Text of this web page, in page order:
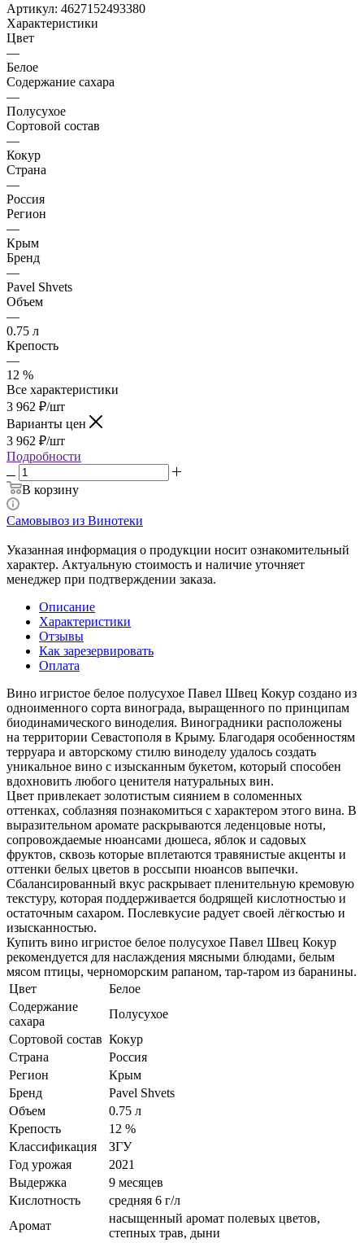
Артикул: 4627152493380
Характеристики
Цвет
—
Белое
Содержание сахара
—
Полусухое
Сортовой состав
—
Кокур
Страна
—
Россия
Регион
—
Крым
Бренд
—
Pavel Shvets
Объем
—
0.75 л
Крепость
—
12 %
Все характеристики
3 962 ₽/шт
Варианты цен
3 962 ₽/шт
Подробности
В корзину
Самовывоз из Винотеки
Указанная информация о продукции носит ознакомительный
характер. Актуальную стоимость и наличие уточняет
менеджер при подтверждении заказа.
Описание
Характеристики
Отзывы
Как зарезервировать
Оплата
Вино игристое белое полусухое Павел Швец Кокур создано из
одноименного сорта винограда, выращенного по принципам
биодинамического виноделия. Виноградники расположены
на территории Севастополя в Крыму. Благодаря особенностям
терруара и авторскому стилю виноделу удалось создать
уникальное вино с изысканным букетом, который способен
вдохновить любого ценителя натуральных вин.
Цвет привлекает золотистым сиянием в соломенных
оттенках, соблазняя познакомиться с характером этого вина. В
выразительном аромате раскрываются леденцовые ноты,
сопровождаемые нюансами дюшеса, яблок и садовых
фруктов, сквозь которые вплетаются травянистые акценты и
оттенки белых цветов в россыпи нюансов выпечки.
Сбалансированный вкус раскрывает пленительную кремовую
текстуру, которая поддерживается бодрящей кислотностью и
остаточным сахаром. Послевкусие радует своей лёгкостью и
изысканностью.
Купить вино игристое белое полусухое Павел Швец Кокур
рекомендуется для наслаждения мясными блюдами, белым
мясом птицы, черноморским рапаном, тар-таром из баранины.
Цвет
Белое
Содержание
сахара
Полусухое
Сортовой состав Кокур
Страна
Россия
Регион
Крым
Бренд
Pavel Shvets
Объем
0.75 л
Крепость
12 %
Классификация
ЗГУ
Год урожая
2021
Выдержка
9 месяцев
Кислотность
средняя 6 г/л
Аромат
насыщенный аромат полевых цветов,
степных трав, дыни